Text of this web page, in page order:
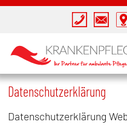
Datenschutzerklärung
Datenschutzerklärung